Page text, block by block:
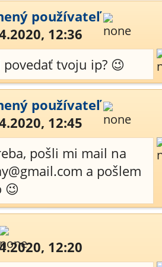
používateľ
12:36
povedať tvoju ip? 😉
používateľ
12:45
pošli mi mail na
a pošlem
😉
12:20